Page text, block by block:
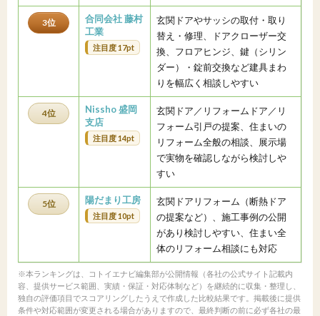
3位
合同会社 藤村
工業
注目度 17pt
玄関ドアやサッシの取付・取り
替え・修理、ドアクローザー交
換、フロアヒンジ、鍵（シリン
ダー）・錠前交換など建具まわ
りを幅広く相談しやすい
4位
Nissho 盛岡
支店
注目度 14pt
玄関ドア／リフォームドア／リ
フォーム引戸の提案、住まいの
リフォーム全般の相談、展示場
で実物を確認しながら検討しや
すい
5位 陽だまり工房
注目度 10pt
玄関ドアリフォーム（断熱ドア
の提案など）、施工事例の公開
があり検討しやすい、住まい全
体のリフォーム相談にも対応
※本ランキングは、コトイエナビ編集部が公開情報（各社の公式サイト記載内
容、提供サービス範囲、実績・保証・対応体制など）を継続的に収集・整理し、
独自の評価項目でスコアリングしたうえで作成した比較結果です。掲載後に提供
条件や対応範囲が変更される場合がありますので、最終判断の前に必ず各社の最